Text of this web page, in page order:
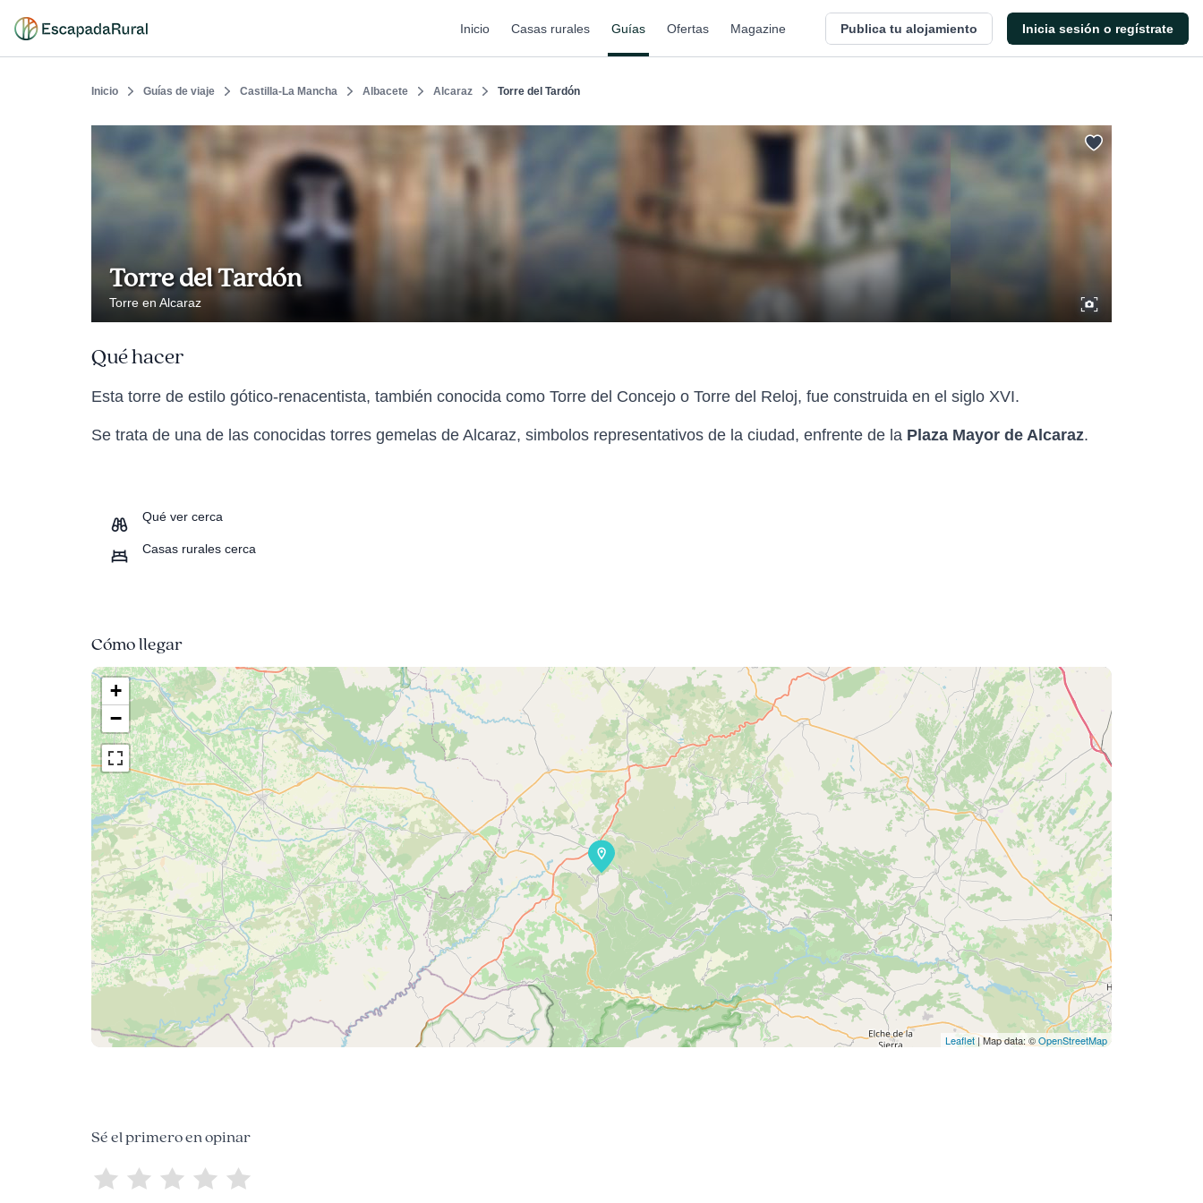
Inicio Casas rurales Guías Ofertas Magazine Publica tu alojamiento Inicia sesión o regístrate
Inicio Guías de viaje Castilla-La Mancha Albacete Alcaraz Torre del Tardón
Torre del Tardón
Torre en Alcaraz
Qué hacer
Esta torre de estilo gótico-renacentista, también conocida como Torre del Concejo o Torre del Reloj, fue construida en el siglo XVI.
Se trata de una de las conocidas torres gemelas de Alcaraz, simbolos representativos de la ciudad, enfrente de la Plaza Mayor de Alcaraz.
Qué ver cerca
Casas rurales cerca
Cómo llegar
+
−
Leaflet | Map data: ©OpenStreetMap
Sé el primero en opinar